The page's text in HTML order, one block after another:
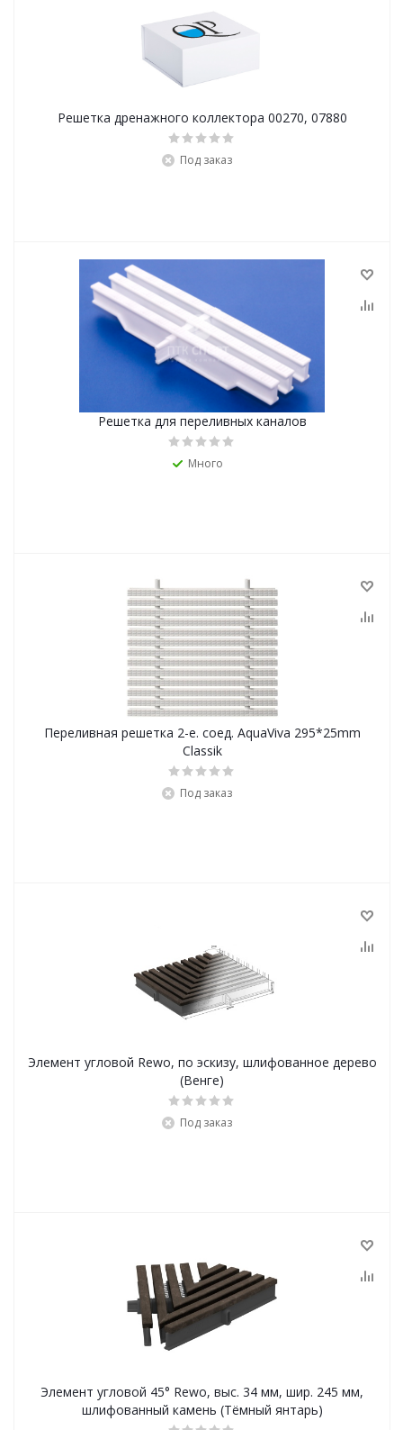
Решетка дренажного коллектора 00270, 07880
Под заказ
Решетка для переливных каналов
Много
Переливная решетка 2-е. соед. AquaViva 295*25mm
Classik
Под заказ
Элемент угловой Rewo, по эскизу, шлифованное дерево
(Венге)
Под заказ
Элемент угловой 45° Rewo, выс. 34 мм, шир. 245 мм,
шлифованный камень (Тёмный янтарь)